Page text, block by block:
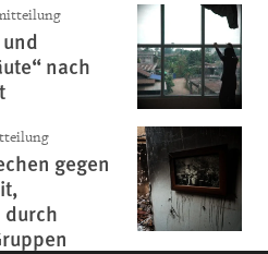
nach
gegen
durch